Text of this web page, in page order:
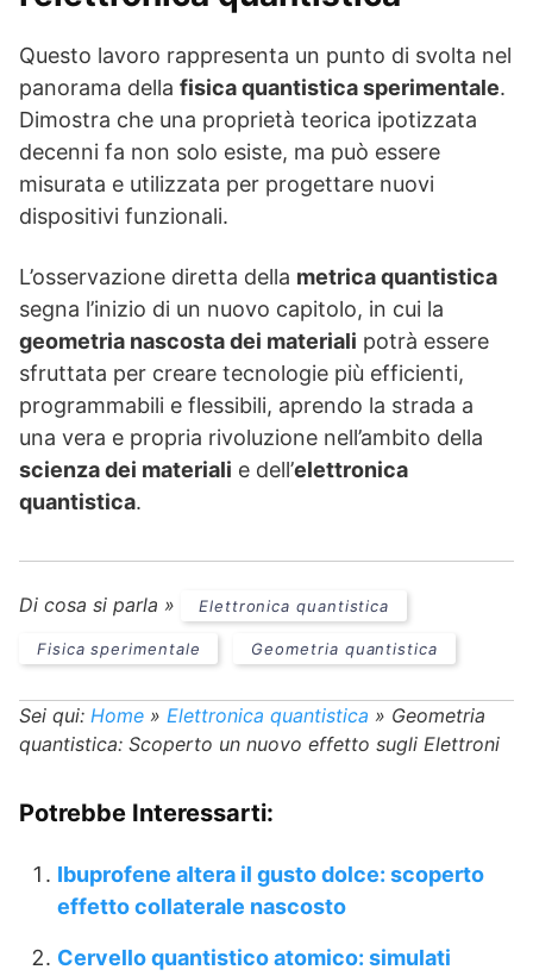
Questo lavoro rappresenta un punto di svolta nel
panorama della fisica quantistica sperimentale.
Dimostra che una proprietà teorica ipotizzata
decenni fa non solo esiste, ma può essere
misurata e utilizzata per progettare nuovi
dispositivi funzionali.
L’osservazione diretta della metrica quantistica
segna l’inizio di un nuovo capitolo, in cui la
geometria nascosta dei materiali potrà essere
sfruttata per creare tecnologie più efficienti,
programmabili e flessibili, aprendo la strada a
una vera e propria rivoluzione nell’ambito della
scienza dei materiali e dell’elettronica
quantistica.
Di cosa si parla » Elettronica quantistica
Fisica sperimentale Geometria quantistica
Sei qui: Home » Elettronica quantistica » Geometria
quantistica: Scoperto un nuovo effetto sugli Elettroni
Potrebbe Interessarti:
Ibuprofene altera il gusto dolce: scoperto
effetto collaterale nascosto
Cervello quantistico atomico: simulati